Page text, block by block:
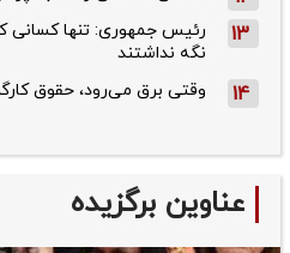
13
رئیس جمهوری: تنها کسانی که
نگه نداشتند
14 وقتی برق می‌رود، حقوق
عناوین برگزیده